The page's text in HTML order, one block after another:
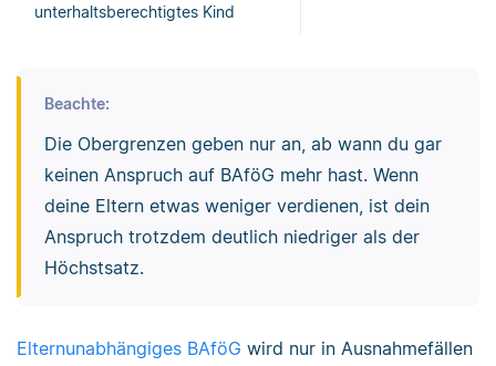
unterhaltsberechtigtes Kind
Beachte:
Die Obergrenzen geben nur an, ab wann du gar
keinen Anspruch auf BAföG mehr hast. Wenn
deine Eltern etwas weniger verdienen, ist dein
Anspruch trotzdem deutlich niedriger als der
Höchstsatz.
Elternunabhängiges BAföG wird nur in Ausnahmefällen